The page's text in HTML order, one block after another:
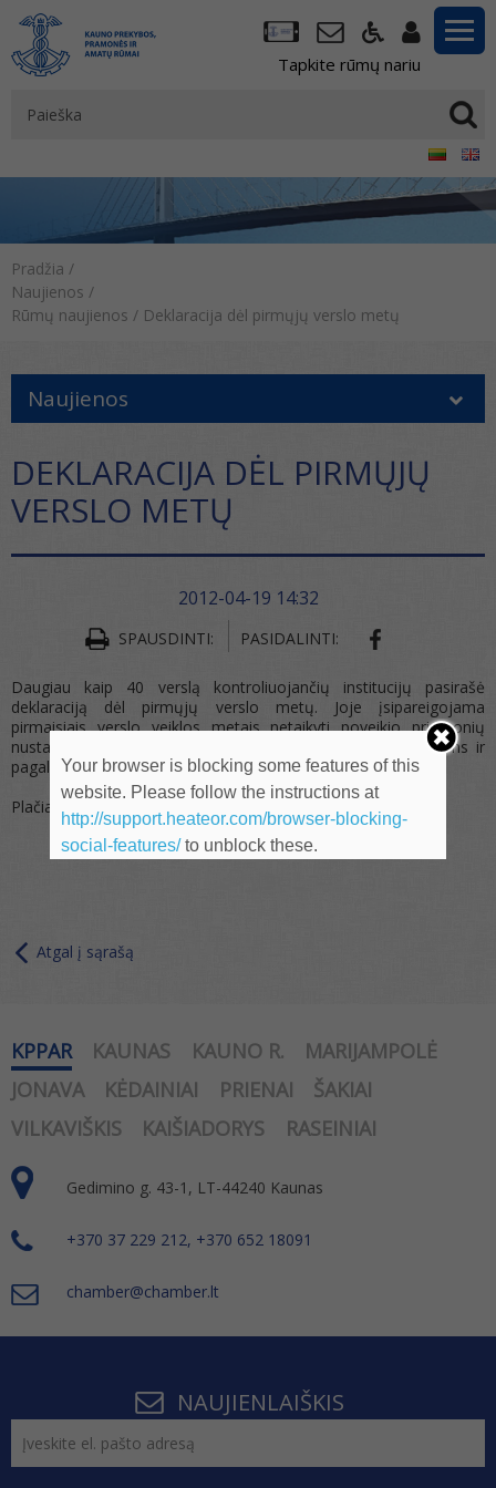
Tapkite rūmų nariu
Pradžia /
Naujienos /
Rūmų naujienos / Deklaracija dėl pirmųjų verslo metų
Naujienos
DEKLARACIJA DĖL PIRMŲJŲ
VERSLO METŲ
2012-04-19 14:32
SPAUSDINTI: PASIDALINTI:
Daugiau kaip 40 verslą kontroliuojančių institucijų pasirašė
deklaraciją dėl pirmųjų verslo metų. Joje įsipareigojama
pirmaisiais verslo veiklos metais netaikyti poveikio priemonių
nustačius pažeidimų, skirti laiko ūkio subjektų konsultacijoms ir
pagalbai.
Plačiau – prisegtuke.
Atgal į sąrašą
KPPAR KAUNAS KAUNO R.
MARIJAMPOLĖ
JONAVA
KĖDAINIAI PRIENAI
ŠAKIAI
VILKAVIŠKIS
KAIŠIADORYS RASEINIAI
Gedimino g. 43-1, LT-44240 Kaunas
+370 37 229 212, +370 652 18091
chamber@chamber.lt
NAUJIENLAIŠKIS
Your browser is blocking some features of this
website. Please follow the instructions at
http://support.heateor.com/browser-blocking-
social-features/to unblock these.